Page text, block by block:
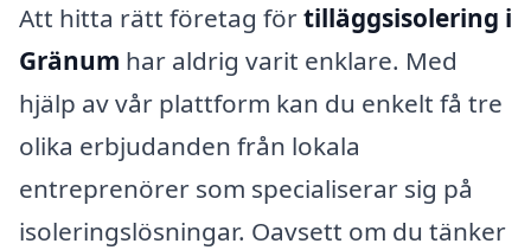
Att hitta rätt företag förtilläggsisolering i
Gränum har aldrig varit enklare. Med
hjälp av vår plattform kan du enkelt få tre
olika erbjudanden från lokala
entreprenörer som specialiserar sig på
isoleringslösningar. Oavsett om du tänker